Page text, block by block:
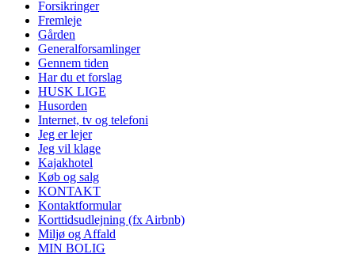
Forsikringer
Fremleje
Gården
Generalforsamlinger
Gennem tiden
Har du et forslag
HUSK LIGE
Husorden
Internet, tv og telefoni
Jeg er lejer
Jeg vil klage
Kajakhotel
Køb og salg
KONTAKT
Kontaktformular
Korttidsudlejning (fx Airbnb)
Miljø og Affald
MIN BOLIG